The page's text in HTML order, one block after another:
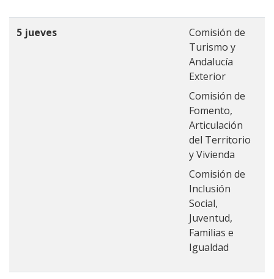
5 jueves
Comisión de
Turismo y
Andalucía
Exterior
Comisión de
Fomento,
Articulación
del Territorio
y Vivienda
Comisión de
Inclusión
Social,
Juventud,
Familias e
Igualdad